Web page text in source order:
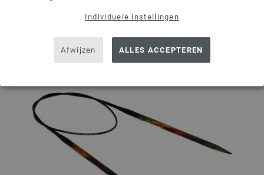
Individuele instellingen
Afwijzen ALLES ACCEPTEREN